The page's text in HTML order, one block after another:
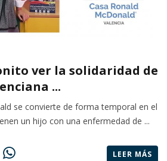
ver la solidaridad de
...
se convierte de forma temporal en el
un hijo con una enfermedad de ...
LEER MÁS